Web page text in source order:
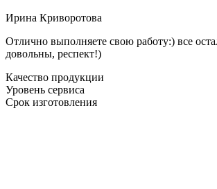
Ирина Криворотова
Отлично выполняете свою работу:) все
довольны, респект!)
Качество продукции
Уровень сервиса
Срок изготовления